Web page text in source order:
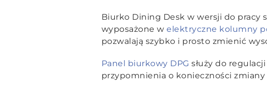
Biurko Dining Desk w wersji do pracy
wyposażone w elektryczne kolumny
pozwalają szybko i prosto zmienić
Panel biurkowy DPG służy do
przypomnienia o konieczności zmiany